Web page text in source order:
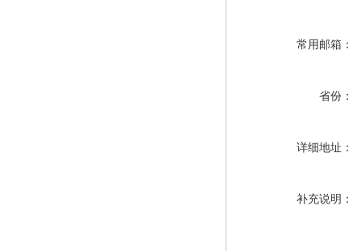
常用邮箱：
省份：
详细地址：
补充说明：